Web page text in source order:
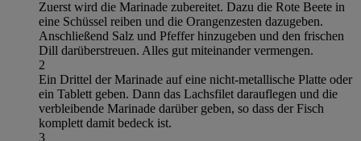
Zuerst wird die Marinade zubereitet. Dazu die Rote Beete in
eine Schüssel reiben und die Orangenzesten dazugeben.
Anschließend Salz und Pfeffer hinzugeben und den frischen
Dill darüberstreuen. Alles gut miteinander vermengen.
2
Ein Drittel der Marinade auf eine nicht-metallische Platte oder
ein Tablett geben. Dann das Lachsfilet darauflegen und die
verbleibende Marinade darüber geben, so dass der Fisch
komplett damit bedeck ist.
3